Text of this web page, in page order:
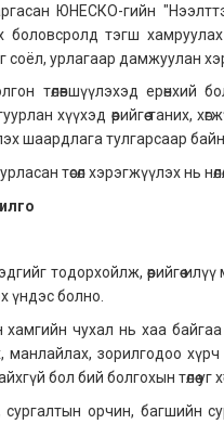
ЮНЕСКО-гийн
боловсролд тэгш
соёл, урлагаар дамжуулан
төлөвшүүлэхэд ерөнхий
хүүхэд өөрийгөө таних,
шаардлага тулгарсаар
төсөл хэрэгжүүлэх нь
тодорхойлж, өөрийгөө
үндэс болно.
хамгийн чухал нь хаа
зорилгодоо хүрч
бол бий болгохын төлөө уг
орчин, багшийн